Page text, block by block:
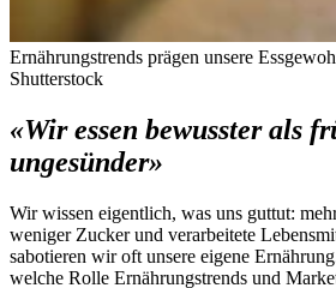
Ernährungstrends prägen unsere
Shutterstock
«Wir essen bewusster als
ungesünder»
Wir wissen eigentlich, was uns guttut:
weniger Zucker und verarbeitete
sabotieren wir oft unsere eigene
welche Rolle Ernährungstrends und